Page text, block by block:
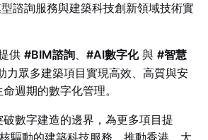
諮詢服務與建築科技創新領域技術實
供 #BIM諮詢、 #AI數字化 與 #智慧
力眾多建築項目實現高效、高質與安
週期的數字化管理。
數字建造的邊界，為更多項目提